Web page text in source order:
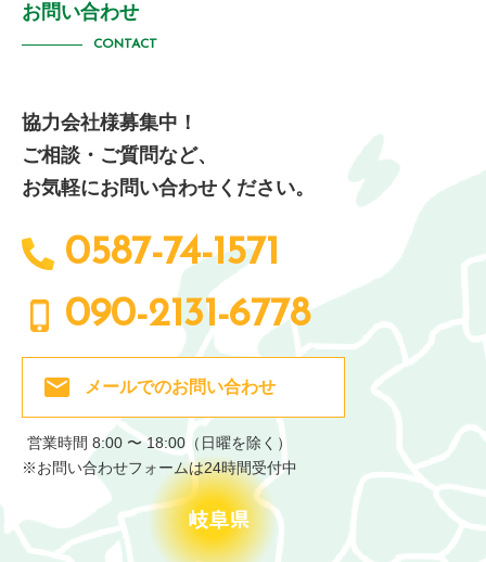
お問い合わせ
CONTACT
協力会社様募集中！
ご相談・ご質問など、
お気軽にお問い合わせください。
0587-74-1571
090-2131-6778
メールでのお問い合わせ
営業時間 8:00 〜 18:00（日曜を除く）
※お問い合わせフォームは24時間受付中